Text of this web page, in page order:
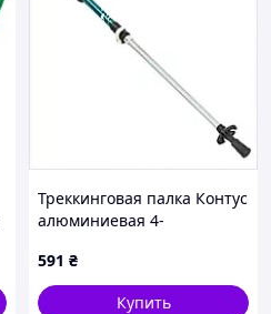
Треккинговая палка Контус
алюминиевая 4-
23H820B39T
591 ₴
Купить